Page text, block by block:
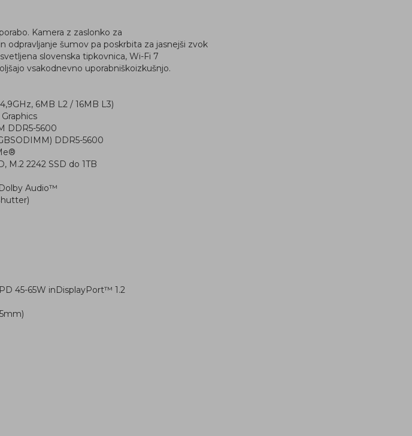
Kamera z zaslonko za
odpravljanje šumov pa poskrbita za jasnejši zvok
slovenska tipkovnica, Wi-Fi 7
vsakodnevno uporabniškoizkušnjo.
6MB L2 / 16MB L3)
DDR5-5600
DDR5-5600
M.2 2242 SSD do 1TB
Audio™
PD 45-65W inDisplayPort™ 1.2